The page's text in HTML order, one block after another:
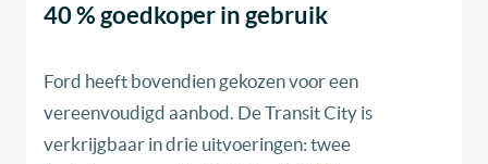
40 % goedkoper in gebruik
Ford heeft bovendien gekozen voor een
vereenvoudigd aanbod. De Transit City is
verkrijgbaar in drie uitvoeringen: twee